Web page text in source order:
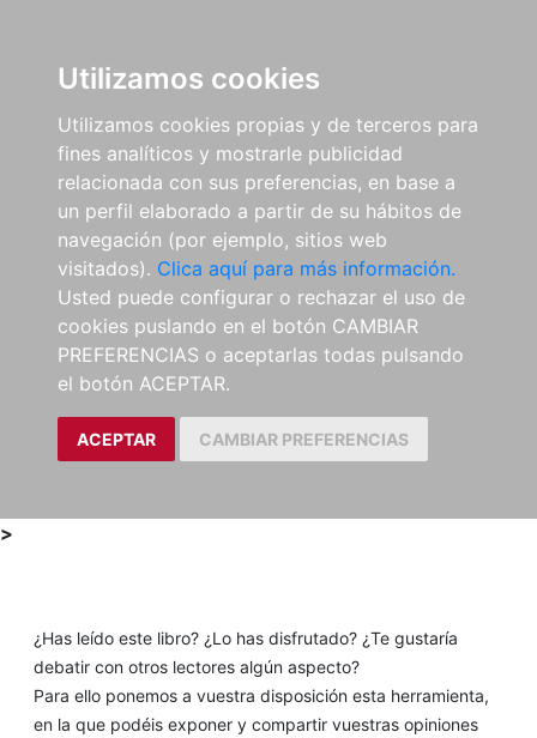
Utilizamos cookies
Utilizamos cookies propias y de terceros para
fines analíticos y mostrarle publicidad
relacionada con sus preferencias, en base a
un perfil elaborado a partir de su hábitos de
navegación (por ejemplo, sitios web
visitados). Clica aquí para más información.
Usted puede configurar o rechazar el uso de
cookies puslando en el botón CAMBIAR
PREFERENCIAS o aceptarlas todas pulsando
el botón ACEPTAR.
ACEPTAR CAMBIAR PREFERENCIAS
>
¿Has leído este libro? ¿Lo has disfrutado? ¿Te gustaría
debatir con otros lectores algún aspecto?
Para ello ponemos a vuestra disposición esta herramienta,
en la que podéis exponer y compartir vuestras opiniones